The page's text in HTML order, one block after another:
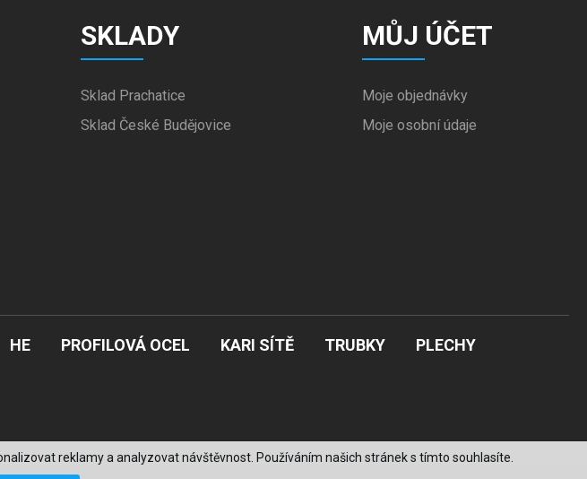
reklamy a analyzovat návštěvnost. Používáním našich stránek s tímto souhlasíte.
SKLADY
Sklad Prachatice
Sklad České Budějovice
MŮJ ÚČET
Moje objednávky
Moje osobní údaje
HE PROFILOVÁ OCEL KARI SÍTĚ TRUBKY
PLECHY